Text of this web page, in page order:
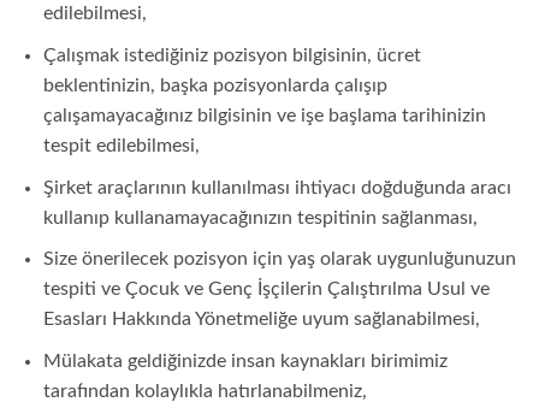
edilebilmesi,
Çalışmak istediğiniz pozisyon bilgisinin, ücret
beklentinizin, başka pozisyonlarda çalışıp
çalışamayacağınız bilgisinin ve işe başlama tarihinizin
tespit edilebilmesi,
Şirket araçlarının kullanılması ihtiyacı doğduğunda aracı
kullanıp kullanamayacağınızın tespitinin sağlanması,
Size önerilecek pozisyon için yaş olarak uygunluğunuzun
tespiti ve Çocuk ve Genç İşçilerin Çalıştırılma Usul ve
Esasları Hakkında Yönetmeliğe uyum sağlanabilmesi,
Mülakata geldiğinizde insan kaynakları birimimiz
tarafından kolaylıkla hatırlanabilmeniz,